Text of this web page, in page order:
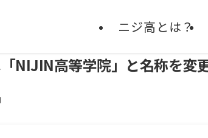
ニジ高とは？
NIJIN高等学院」と名称を変